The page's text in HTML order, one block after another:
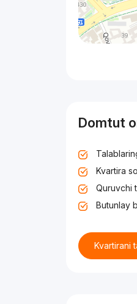
Domtut
Kvartira
Quruvchi
Butunlay
Kvartirani